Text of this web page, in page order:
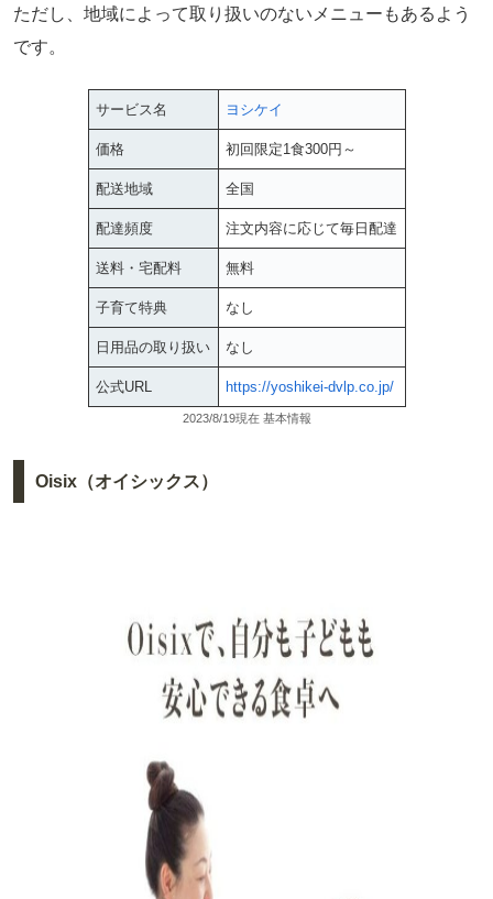
ただし、地域によって取り扱いのないメニューもあるよう
です。
サービス名 ヨシケイ
価格 初回限定1食300円～
配送地域 全国
配達頻度 注文内容に応じて毎日配達
送料・宅配料 無料
子育て特典 なし
日用品の取り扱い なし
公式URL https://yoshikei-dvlp.co.jp/
2023/8/19現在 基本情報
Oisix（オイシックス）